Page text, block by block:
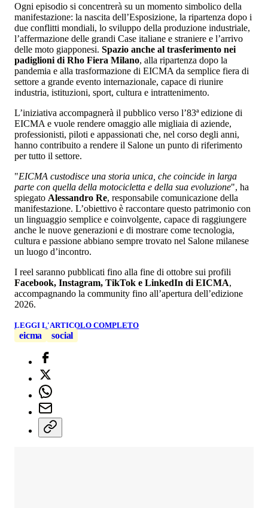
Ogni episodio si concentrerà su un momento simbolico della
manifestazione: la nascita dell’Esposizione, la ripartenza dopo i
due conflitti mondiali, lo sviluppo della produzione industriale,
l’affermazione delle grandi Case italiane e straniere e l’arrivo
delle moto giapponesi. Spazio anche al trasferimento nei
padiglioni di Rho Fiera Milano, alla ripartenza dopo la
pandemia e alla trasformazione di EICMA da semplice fiera di
settore a grande evento internazionale, capace di riunire
industria, istituzioni, sport, cultura e intrattenimento.
L’iniziativa accompagnerà il pubblico verso l’83ª edizione di
EICMA e vuole rendere omaggio alle migliaia di aziende,
professionisti, piloti e appassionati che, nel corso degli anni,
hanno contribuito a rendere il Salone un punto di riferimento
per tutto il settore.
"EICMA custodisce una storia unica, che coincide in larga
parte con quella della motocicletta e della sua evoluzione", ha
spiegato Alessandro Re, responsabile comunicazione della
manifestazione. L’obiettivo è raccontare questo patrimonio con
un linguaggio semplice e coinvolgente, capace di raggiungere
anche le nuove generazioni e di mostrare come tecnologia,
cultura e passione abbiano sempre trovato nel Salone milanese
un luogo d’incontro.
I reel saranno pubblicati fino alla fine di ottobre sui profili
Facebook, Instagram, TikTok e LinkedIn di EICMA,
accompagnando la community fino all’apertura dell’edizione
2026.
LEGGI L'ARTICOLO COMPLETO
eicma social